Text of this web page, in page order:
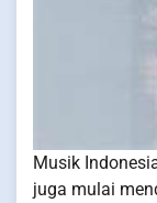
Musik
juga mulai